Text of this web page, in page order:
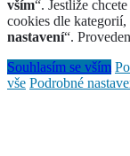
vším“. Jestliže
cookies dle
nastavení“.
Souhlasím se vším
vše Podrobné